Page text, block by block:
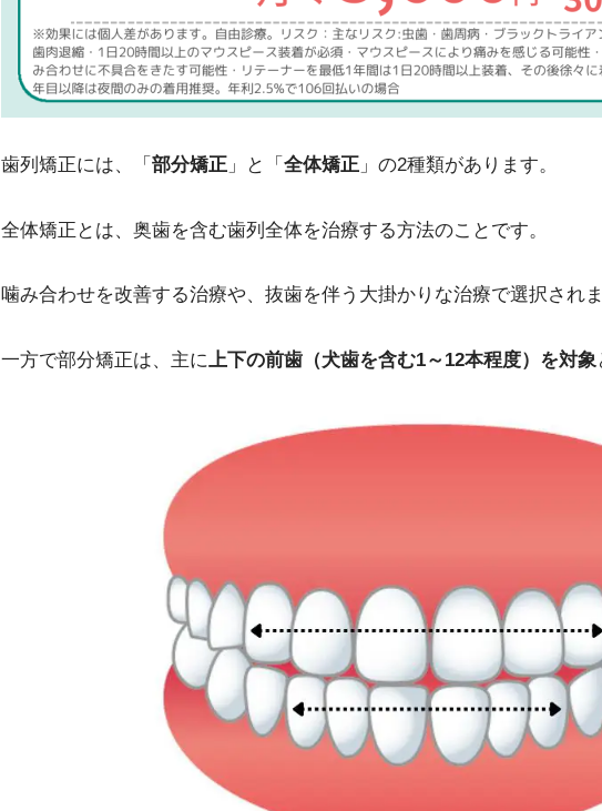
歯列矯正には、「 部分矯正 」と「 全体矯正 」の2種類があります。
全体矯正とは、奥歯を含む歯列全体を治療する方法のことです。
噛み合わせを改善する治療や、抜歯を伴う大掛かりな治療で選択されま
一方で部分矯正は、主に上下の前歯（犬歯を含む1～12本程度）を対象